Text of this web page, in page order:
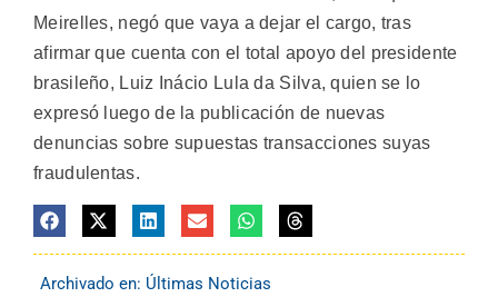
Meirelles, negó que vaya a dejar el cargo, tras
afirmar que cuenta con el total apoyo del presidente
brasileño, Luiz Inácio Lula da Silva, quien se lo
expresó luego de la publicación de nuevas
denuncias sobre supuestas transacciones suyas
fraudulentas.
Archivado en: Últimas Noticias